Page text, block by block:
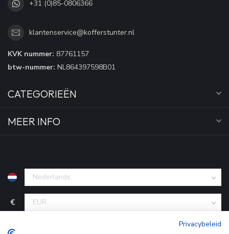
+31 (0)85-0806366
klantenservice@kofferstunter.nl
KVK nummer: 87761157
btw-nummer: NL864397598B01
CATEGORIEËN
MEER INFO
€
Privacybeleid